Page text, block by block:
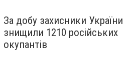
За добу захисники України
знищили 1210 російських
окупантів